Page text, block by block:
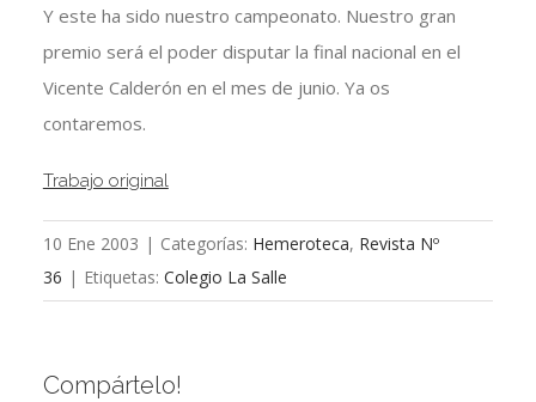
Y este ha sido nuestro campeonato. Nuestro gran
premio será el poder disputar la final nacional en el
Vicente Calderón en el mes de junio. Ya os
contaremos.
Trabajo original
10 Ene 2003 | Categorías: Hemeroteca, Revista Nº
36 | Etiquetas: Colegio La Salle
Compártelo!